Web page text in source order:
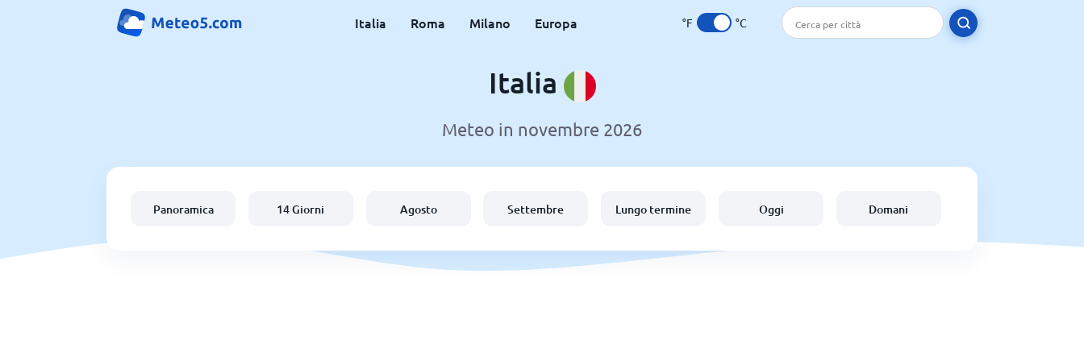
Italia Roma Milano Europa °F °C
Italia
Meteo in novembre 2026
Panoramica 14 Giorni Agosto Settembre Lungo termine Oggi Domani